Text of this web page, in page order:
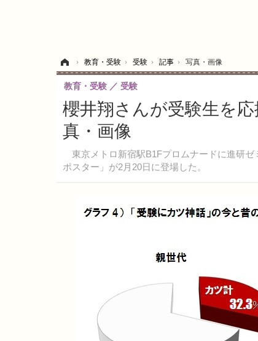
› 教育・受験 › 受験 › 記事 › 写真・画像
櫻井翔さんが受験生を
真・画像
東京メトロ新宿駅B1Fプロムナードに進研ゼ
ポスター」が2月20日に登場した。
教育・受験 受験